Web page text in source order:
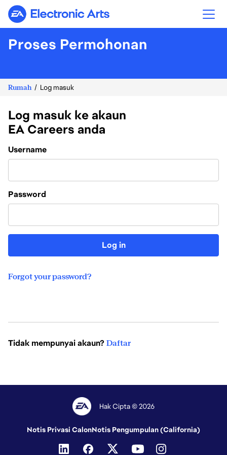
Electronic Arts
Proses Permohonan
Rumah Log masuk
Log masuk ke akaun
EA Careers anda
Login
Username
Password
Log in
Forgot your password?
Tidak mempunyai akaun? Daftar
Hak Cipta © 2026
Notis Privasi CalonNotis Pengumpulan (California)